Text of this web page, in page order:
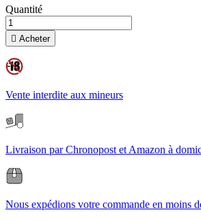
Quantité
 Acheter
Vente interdite aux mineurs
Livraison par Chronopost et Amazon à
Nous expédions votre commande en moins